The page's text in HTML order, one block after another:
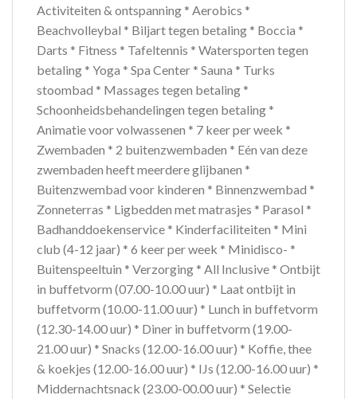
Activiteiten & ontspanning * Aerobics *
Beachvolleybal * Biljart tegen betaling * Boccia *
Darts * Fitness * Tafeltennis * Watersporten tegen
betaling * Yoga * Spa Center * Sauna * Turks
stoombad * Massages tegen betaling *
Schoonheidsbehandelingen tegen betaling *
Animatie voor volwassenen * 7 keer per week *
Zwembaden * 2 buitenzwembaden * Eén van deze
zwembaden heeft meerdere glijbanen *
Buitenzwembad voor kinderen * Binnenzwembad *
Zonneterras * Ligbedden met matrasjes * Parasol *
Badhanddoekenservice * Kinderfaciliteiten * Mini
club (4-12 jaar) * 6 keer per week * Minidisco- *
Buitenspeeltuin * Verzorging * All Inclusive * Ontbijt
in buffetvorm (07.00-10.00 uur) * Laat ontbijt in
buffetvorm (10.00-11.00 uur) * Lunch in buffetvorm
(12.30-14.00 uur) * Diner in buffetvorm (19.00-
21.00 uur) * Snacks (12.00-16.00 uur) * Koffie, thee
& koekjes (12.00-16.00 uur) * IJs (12.00-16.00 uur) *
Middernachtsnack (23.00-00.00 uur) * Selectie